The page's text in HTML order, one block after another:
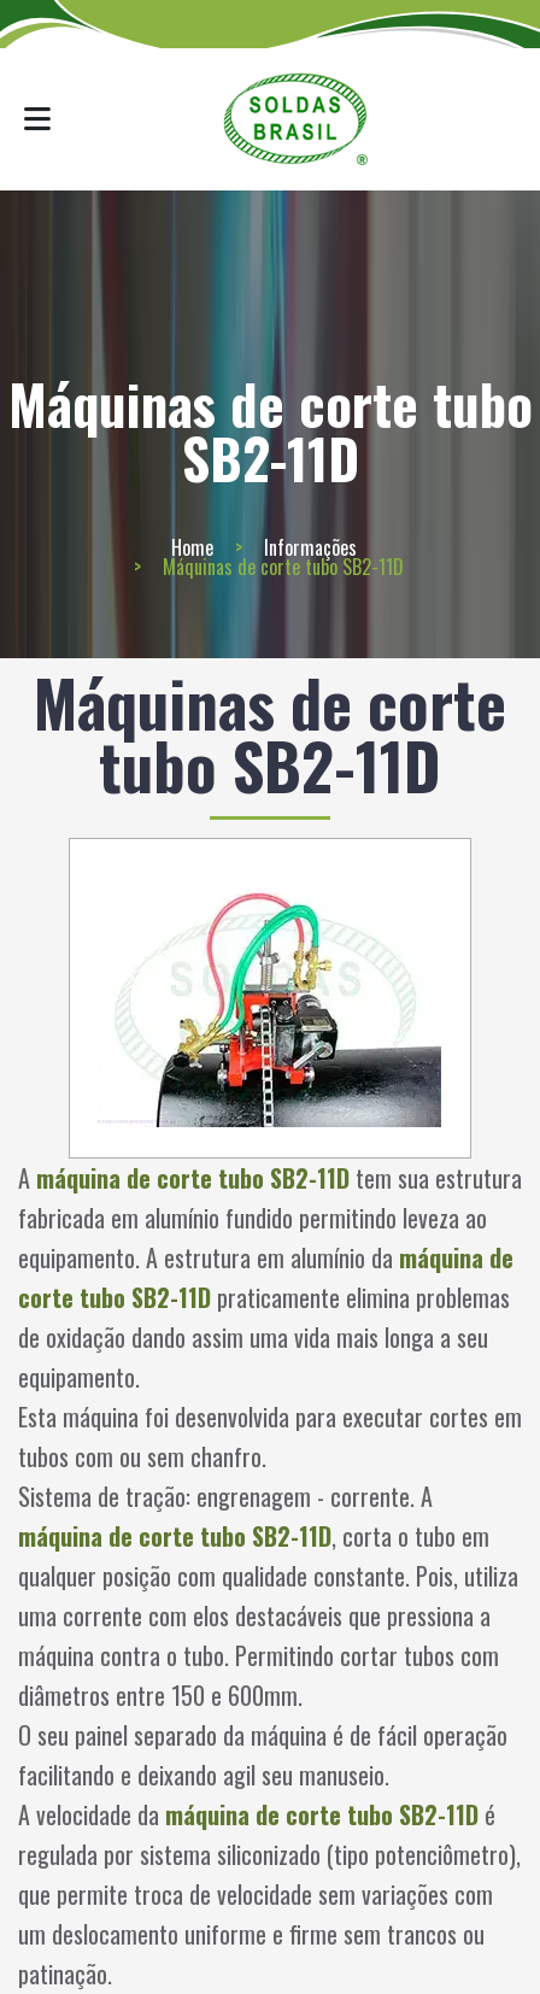
Máquinas de corte tubo
SB2-11D
Home Informações
Máquinas de corte tubo SB2-11D
Máquinas de corte
tubo SB2-11D
A máquina de corte tubo SB2-11D tem sua estrutura
fabricada em alumínio fundido permitindo leveza ao
equipamento. A estrutura em alumínio da máquina de
corte tubo SB2-11D praticamente elimina problemas
de oxidação dando assim uma vida mais longa a seu
equipamento.
Esta máquina foi desenvolvida para executar cortes em
tubos com ou sem chanfro.
Sistema de tração: engrenagem - corrente. A
máquina de corte tubo SB2-11D, corta o tubo em
qualquer posição com qualidade constante. Pois, utiliza
uma corrente com elos destacáveis que pressiona a
máquina contra o tubo. Permitindo cortar tubos com
diâmetros entre 150 e 600mm.
O seu painel separado da máquina é de fácil operação
facilitando e deixando agil seu manuseio.
A velocidade da máquina de corte tubo SB2-11D é
regulada por sistema siliconizado (tipo potenciômetro),
que permite troca de velocidade sem variações com
um deslocamento uniforme e firme sem trancos ou
patinação.